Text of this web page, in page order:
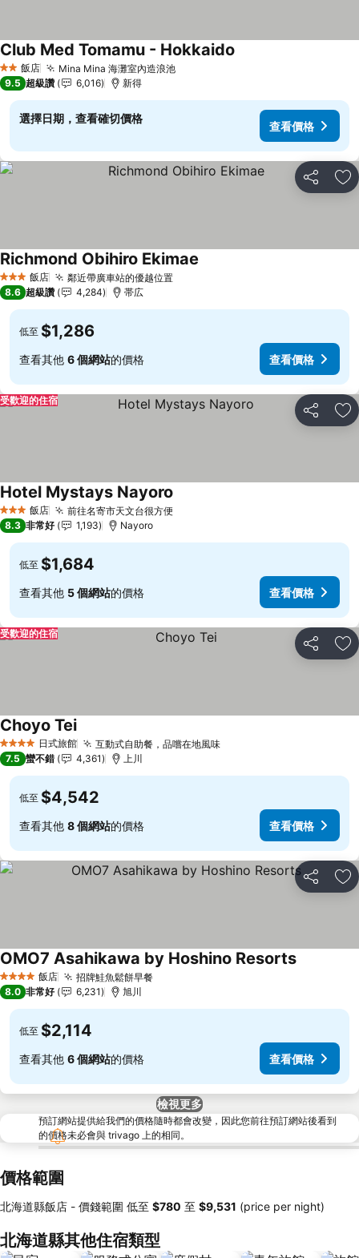
2 星級飯店 Mina Mina 海灘室內造浪池查看價格
Club Med Tomamu - Hokkaido
9.5 超級讚 6,016 新得
選擇日期，查看確切價格
查看價格
分享 加
3 星級 飯店 鄰近帶廣車站的優越位置查看價格
Richmond Obihiro Ekimae
8.6 超級讚 4,284 帯広
低至 $1,286
查看其他 6 個網站的價格 查看價格
分享 加
受歡迎的住宿
3 星級 飯店 前往名寄市天文台很方便查看價格
Hotel Mystays Nayoro
8.3 非常好 1,193 Nayoro
低至 $1,684
查看其他 5 個網站的價格 查看價格
分享 加
受歡迎的住宿
4 星級 日式旅館 互動式自助餐，品嚐在地風味查看價格
Choyo Tei查看價格
7.5 蠻不錯 4,361 上川
低至 $4,542
查看其他 8 個網站的價格 查看價格
分享 加
4 星級 飯店 招牌鮭魚鬆餅早餐查看價格
OMO7 Asahikawa by Hoshino Resorts查看價格
8.0 非常好 6,231 旭川
低至 $2,114
查看其他 6 個網站的價格 查看價格
檢視更多
預訂網站提供給我們的價格隨時都會改變，因此您前往預訂網站後看到
的價格未必會與 trivago 上的相同。
價格範圍
北海道縣飯店 - 價錢範圍 低至 ‎$780 至 ‎$9,531 (price per night)
北海道縣其他住宿類型